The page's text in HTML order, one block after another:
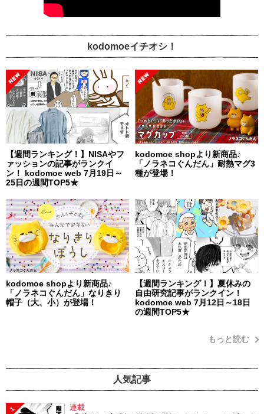
kodomoeイチオシ！
【週間ランキング！】NISAやフ
ァッションの記事がランクイ
ン！ kodomoe web 7月19日～
25日の週間TOP5★
kodomoe shopより新商品♪
「ノラネコぐんだん」耐熱マグ3
種が登場！
kodomoe shopより新商品♪
「ノラネコぐんだん」なりきり
帽子（大、小）が登場！
【週間ランキング！】夏休みの
自由研究記事がランクイン！
kodomoe web 7月12日～18日
の週間TOP5★
もっと読む
人気記事
1 連載